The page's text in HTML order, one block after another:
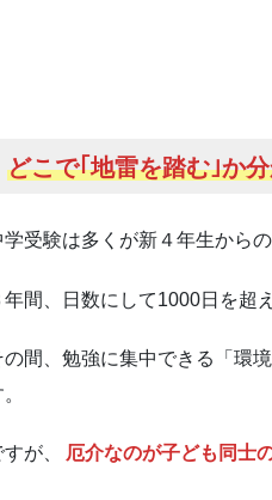
どこで｢地雷を踏む｣か
学受験は多くが新４年生から
年間、日数にして1000日を超
の間、勉強に集中できる「環
が、 厄介なのが子ども同士